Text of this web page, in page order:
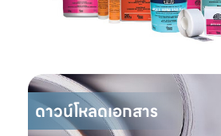
ดาวน์โหลดเอกสาร